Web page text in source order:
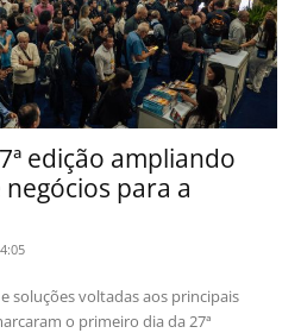
edição ampliando
para a
soluções voltadas aos principais
o primeiro dia da 27ª